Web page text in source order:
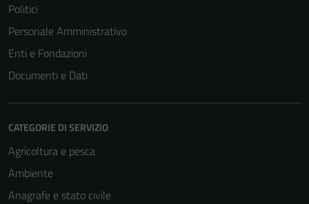
Politici
Personale Amministrativo
Enti e Fondazioni
Documenti e Dati
CATEGORIE DI SERVIZIO
Agricoltura e pesca
Ambiente
Anagrafe e stato civile